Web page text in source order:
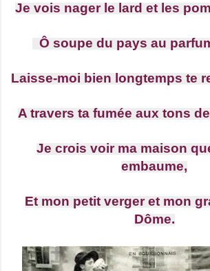
Je vois nager le lard et les
Ô soupe du pays au
Laisse-moi bien longtemps te
A travers ta fumée aux tons de
Je crois voir ma maison
embaume,
Et mon petit verger et mon
Dôme.